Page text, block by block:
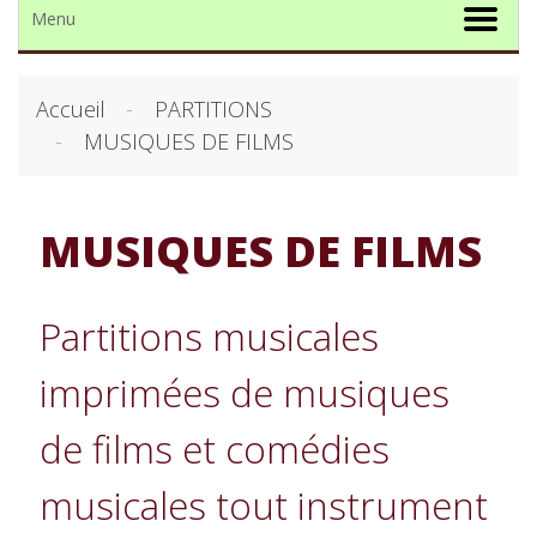
Menu
Accueil
PARTITIONS
MUSIQUES DE FILMS
MUSIQUES DE FILMS
Partitions musicales
imprimées de musiques
de films et comédies
musicales tout instrument